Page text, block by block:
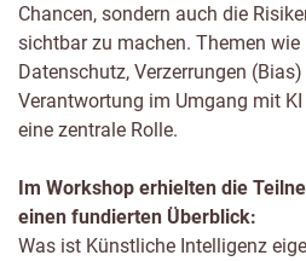
Chancen, sondern auch die
sichtbar zu machen. Themen
Datenschutz, Verzerrungen
Verantwortung im Umgang mit
eine zentrale Rolle.
Im Workshop erhielten die
einen fundierten Überblick:
Was ist Künstliche Intelligenz